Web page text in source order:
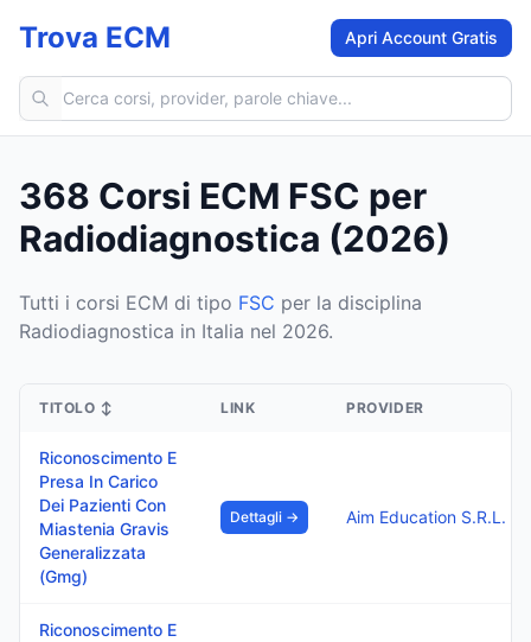
Trova ECM Apri Account Gratis
Cerca corsi ECM
368 Corsi ECM FSC per
Radiodiagnostica (2026)
Tutti i corsi ECM di tipo FSC per la disciplina
Radiodiagnostica in Italia nel 2026.
TITOLO ↕ LINK PROVIDER
Riconoscimento E
Presa In Carico
Dei Pazienti Con
Miastenia Gravis
Generalizzata
(Gmg)
Dettagli → Aim Education S.R.L.
Riconoscimento E